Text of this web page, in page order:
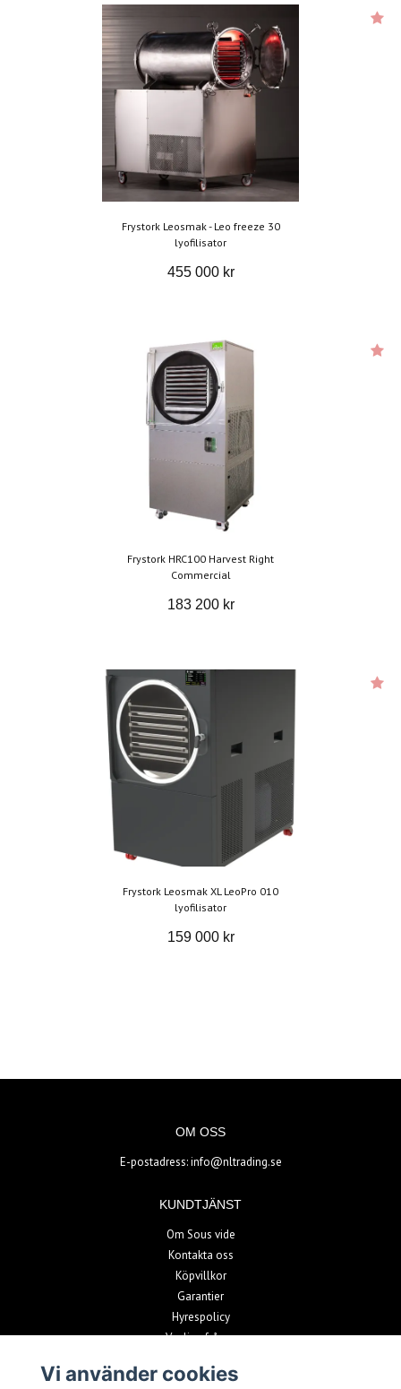
Frystork Leosmak - Leo freeze 30
lyofilisator
455 000 kr
Frystork HRC100 Harvest Right
Commercial
183 200 kr
Frystork Leosmak XL LeoPro 010
lyofilisator
159 000 kr
OM OSS
E-postadress:info@nltrading.se
KUNDTJÄNST
Om Sous vide
Kontakta oss
Köpvillkor
Garantier
Hyrespolicy
Vanliga frågor
Vi använder cookies